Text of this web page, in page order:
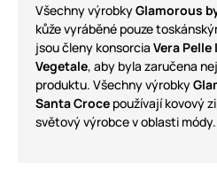
Všechny výrobkyGlamorous
kůže vyráběné pouze
jsou členy konsorcia Vera
Vegetale, aby byla zaručena
produktu. Všechny výrobky
Santa Croce používají kovový
světový výrobce v oblasti módy.